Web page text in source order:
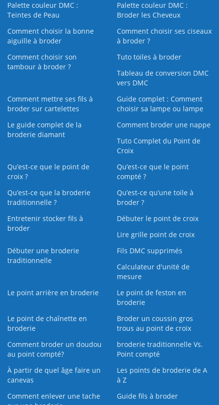
Palette couleur DMC :
Teintes de Peau
Palette couleur DMC :
Broder les Cheveux
Comment choisir la bonne
aiguille à broder
Comment choisir ses ciseaux
à broder ?
Comment choisir son
tambour à broder ?
Tuto toiles à broder
Tableau de conversion DMC
vers DMC
Comment mettre ses fils à
broder sur cartelettes
Guide complet : Comment
choisir sa lampe ou lampe
Le guide complet de la
broderie diamant
Comment broder une nappe
Tuto Complet du Point de
Croix
Qu’est-ce que le point de
croix ?
Qu’est-ce que le point
compté ?
Qu’est-ce que la broderie
traditionnelle ?
Qu’est‑ce qu’une toile à
broder ?
Entretenir stocker fils à
broder
Débuter le point de croix
Lire grille point de croix
Débuter une broderie
traditionnelle
Fils DMC supprimés
Calculateur d'unité de
mesure
Le point arrière en broderie
Le point de feston en
broderie
Le point de chaînette en
broderie
Broder un coussin gros
trous au point de croix
Comment broder un doudou
au point compté?
broderie traditionnelle Vs.
Point compté
À partir de quel âge faire un
canevas
Les points de broderie de A
à Z
Comment enlever une tache
Guide fils à broder